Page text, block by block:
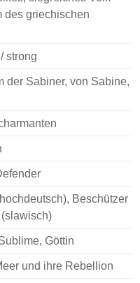
des griechischen
strong
der Sabiner, von Sabine,
Beschützer
Göttin
und ihre Rebellion